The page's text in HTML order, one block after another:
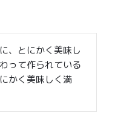
、とにかく美味し
って作られている
かく美味しく満